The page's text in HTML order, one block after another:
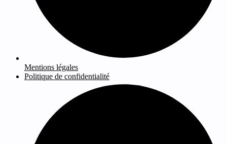
Mentions légales
Politique de confidentialité